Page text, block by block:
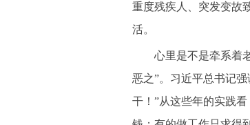
重度残疾人、突发变故
活。
心里是不是牵系着老
恶之”。习近平总书记
干！”从这些年的实践